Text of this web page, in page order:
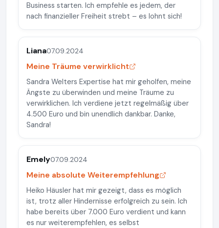
Business starten. Ich empfehle es jedem, der
nach finanzieller Freiheit strebt – es lohnt sich!
Liana07.09.2024
Meine Träume verwirklicht
Sandra Welters Expertise hat mir geholfen, meine
Ängste zu überwinden und meine Träume zu
verwirklichen. Ich verdiene jetzt regelmäßig über
4.500 Euro und bin unendlich dankbar. Danke,
Sandra!
Emely07.09.2024
Meine absolute Weiterempfehlung
Heiko Häusler hat mir gezeigt, dass es möglich
ist, trotz aller Hindernisse erfolgreich zu sein. Ich
habe bereits über 7.000 Euro verdient und kann
es nur weiterempfehlen, es selbst